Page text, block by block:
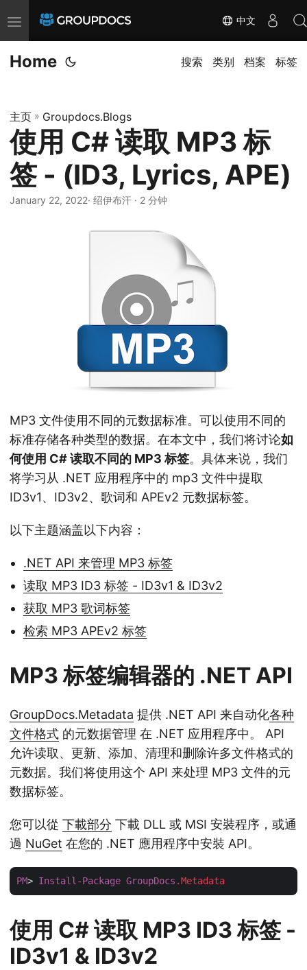
T
o
g
e
n
a
v
i
中文
Home 搜索 类别 档案 标签
主页 » Groupdocs.Blogs
使用 C# 读取 MP3 标
签 - (ID3, Lyrics, APE)
January 22, 2022· 绍伊布汗 · 2 分钟
MP3 文件使用不同的元数据标准。可以使用不同的
标准存储各种类型的数据。在本文中，我们将讨论如
何使用 C# 读取不同的 MP3 标签。具体来说，我们
将学习从 .NET 应用程序中的 mp3 文件中提取
ID3v1、ID3v2、歌词和 APEv2 元数据标签。
以下主题涵盖以下内容：
.NET API 来管理 MP3 标签
读取 MP3 ID3 标签 - ID3v1 & ID3v2
获取 MP3 歌词标签
检索 MP3 APEv2 标签
MP3 标签编辑器的 .NET API
GroupDocs.Metadata 提供 .NET API 来自动化各种
文件格式 的元数据管理 在 .NET 应用程序中。 API
允许读取、更新、添加、清理和删除许多文件格式的
元数据。我们将使用这个 API 来处理 MP3 文件的元
数据标签。
您可以從 下載部分 下載 DLL 或 MSI 安裝程序，或通
過 NuGet 在您的 .NET 應用程序中安裝 API。
PM> Install-Package GroupDocs .Metadata
使用 C# 读取 MP3 ID3 标签 -
ID3v1 & ID3v2